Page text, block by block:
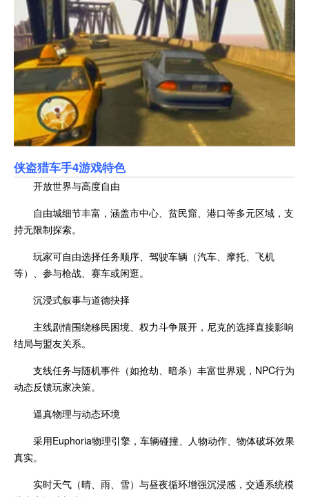
侠盗猎车手4游戏特色
开放世界与高度自由
自由城细节丰富，涵盖市中心、贫民窟、港口等多元区域，支
持无限制探索。
玩家可自由选择任务顺序、驾驶车辆（汽车、摩托、飞机
等）、参与枪战、赛车或闲逛。
沉浸式叙事与道德抉择
主线剧情围绕移民困境、权力斗争展开，尼克的选择直接影响
结局与盟友关系。
支线任务与随机事件（如抢劫、暗杀）丰富世界观，NPC行为
动态反馈玩家决策。
逼真物理与动态环境
采用Euphoria物理引擎，车辆碰撞、人物动作、物体破坏效果
真实。
实时天气（晴、雨、雪）与昼夜循环增强沉浸感，交通系统模